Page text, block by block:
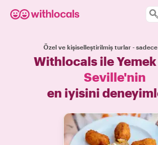
Özel ve kişiselleştirilmiş turlar -
Withlocals ile
Seville'nin
en iyisini